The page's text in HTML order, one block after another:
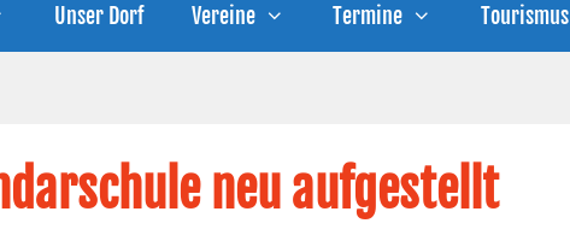
Unser Dorf Vereine Termine Tourismus
neu aufgestellt